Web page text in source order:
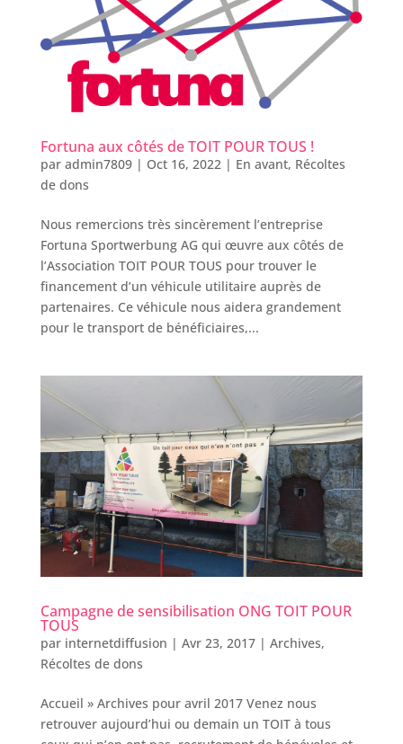
Fortuna aux côtés de TOIT POUR TOUS !
par admin7809| Oct 16, 2022| En avant, Récoltes
de dons
Nous remercions très sincèrement l’entreprise
Fortuna Sportwerbung AG qui œuvre aux côtés de
l’Association TOIT POUR TOUS pour trouver le
financement d’un véhicule utilitaire auprès de
partenaires. Ce véhicule nous aidera grandement
pour le transport de bénéficiaires,...
Campagne de sensibilisation ONG TOIT POUR
TOUS
par internetdiffusion | Avr 23, 2017| Archives,
Récoltes de dons
Accueil » Archives pour avril 2017 Venez nous
retrouver aujourd’hui ou demain un TOIT à tous